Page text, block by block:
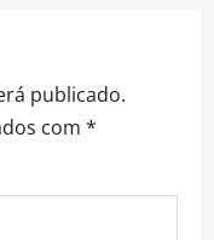
publicado.
com *